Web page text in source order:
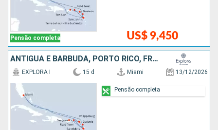
Pensão completa US$ 9,450
ANTIGUA E BARBUDA, PORTO RICO, FRANCIA, ESTADOS UNIDOS
EXPLORA I 15 d Miami 13/12/2026
Pensão completa